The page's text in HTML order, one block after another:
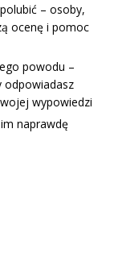
– osoby,
ocenę i pomoc
powodu –
odpowiadasz
wypowiedzi
naprawdę